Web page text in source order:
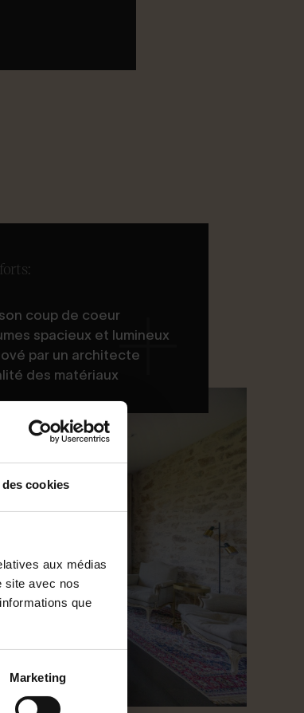
cookies
aux médias
site avec nos
que
Marketing
coup de coeur
spacieux et lumineux
par un architecte
des matériaux